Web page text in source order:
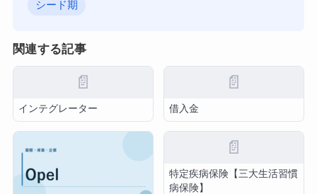
シード期
関連する記事
📄
インテグレーター
📄
借入金
📄
特定疾病保険【三大生活習慣
病保険】